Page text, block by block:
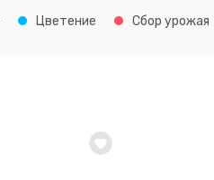
Цветение Сбор урожая